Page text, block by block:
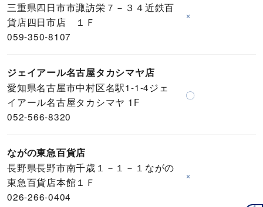
三重県四日市市諏訪栄７－３４近鉄百
貨店四日市店 １Ｆ
059-350-8107
×
ジェイアール名古屋タカシマヤ店
愛知県名古屋市中村区名駅1-1-4ジェ
イアール名古屋タカシマヤ 1F
052-566-8320
〇
ながの東急百貨店
長野県長野市南千歳１－１－１ながの
東急百貨店本館１Ｆ
026-266-0404
×